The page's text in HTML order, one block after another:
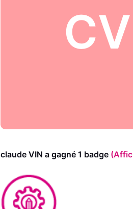
CV
claude VIN a gagné 1 badge